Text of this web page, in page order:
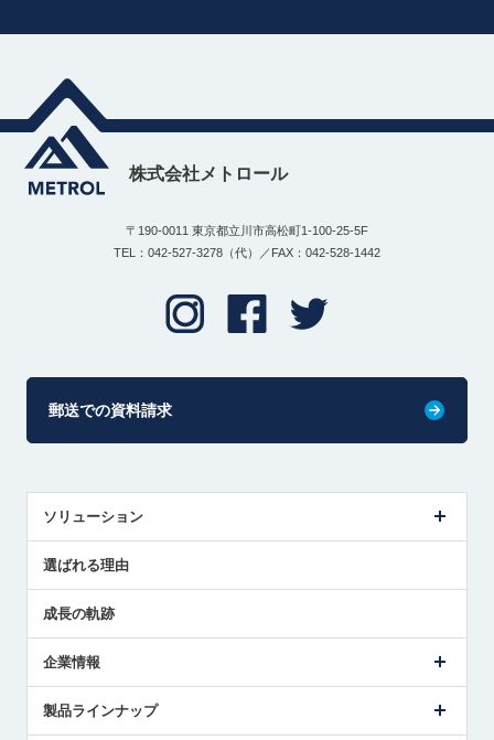
株式会社メトロール
〒190-0011 東京都立川市高松町1-100-25-5F
TEL：042-527-3278（代）／FAX：042-528-1442
郵送での資料請求
ソリューション
解決策提案
選ばれる理由
成長の軌跡
企業情報
ごあいさつ
製品ラインナップ